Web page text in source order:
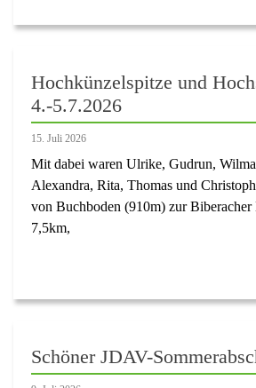
Hochkünzelspitze und
4.-5.7.2026
15. Juli 2026
Mit dabei waren Ulrike, Gudrun,
Alexandra, Rita, Thomas und
von Buchboden (910m) zur Biberacher
7,5km,
Schöner JDAV-